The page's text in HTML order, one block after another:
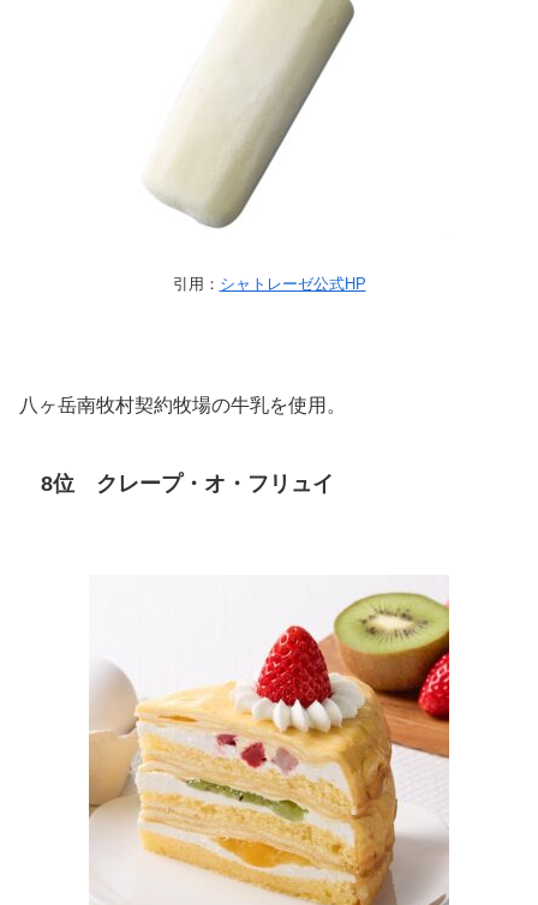
引用： シャトレーゼ公式HP
八ヶ岳南牧村契約牧場の牛乳を使用。
8位 クレープ・オ・フリュイ